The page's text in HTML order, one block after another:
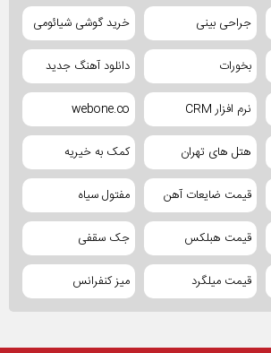
جراحی بینی خرید گوشی شیائومی
بخورات دانلود آهنگ جدید
نرم افزار CRM webone.co
هتل های تهران کمک به خیریه
قیمت ضایعات آهن مفتول سیاه
قیمت هبلکس جک سقفی
قیمت میلگرد میز کنفرانس